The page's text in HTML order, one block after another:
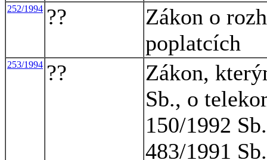
252/1994 ??
Zákon o
poplatcích
253/1994 ??
Zákon,
Sb., o
150/1992
483/1991